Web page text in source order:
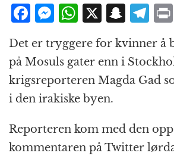
F
c
e
b
o
o
k
M
ss
e
n
g
e
r
W
at
s
A
p
p
X S
n
a
p
c
at
T
el
e
g
r
m
Det er tryggere for kvinner å
på Mosuls gater enn i
krigsreporteren Magda Gad
i den irakiske byen.
Reporteren kom med den
kommentaren på Twitter